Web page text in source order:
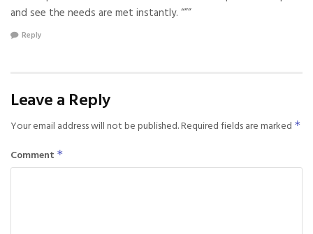
and see the needs are met instantly. “””
Reply
Leave a Reply
Your email address will not be published.Required fields are marked *
Comment *